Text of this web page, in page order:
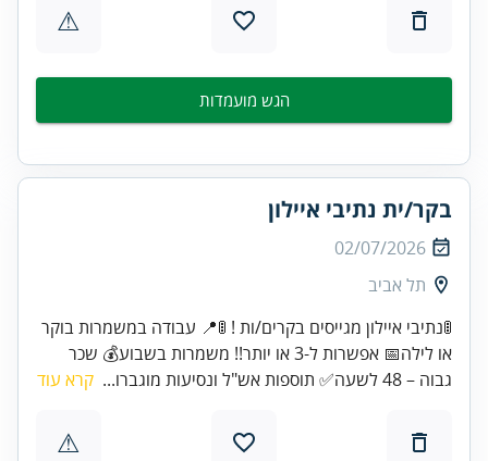
⚠
הגש מועמדות
בקר/ית נתיבי איילון
02/07/2026
תל אביב
🚦נתיבי איילון מגייסים בקרים/ות ! 🚦📍 עבודה במשמרות בוקר
או לילה📅 אפשרות ל-3 או יותר!! משמרות בשבוע💰 שכר
גבוה – 48 לשעה✅ תוספות אש"ל ונסיעות מוגברו...
קרא עוד
⚠